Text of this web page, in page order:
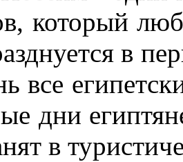
который
в
все
дни
в